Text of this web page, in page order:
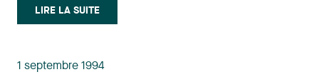
LIRE LA SUITE
1 septembre 1994